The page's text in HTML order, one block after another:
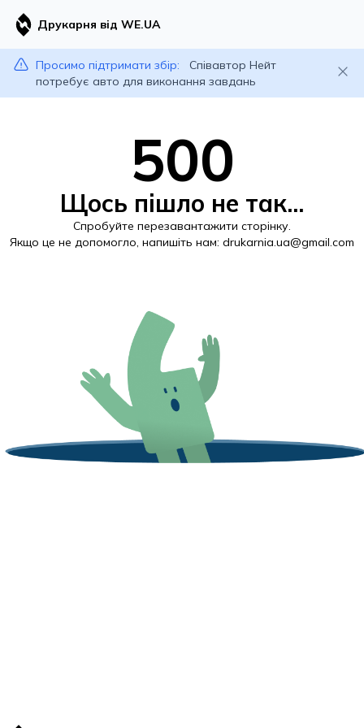
Друкарня від WE.UA
Просимо підтримати збір:
Співавтор Нейт
потребує авто для виконання завдань
500
Щось пішло не так...
Спробуйте перезавантажити сторінку.
Якщо це не допомогло, напишіть нам: drukarnia.ua@gmail.com